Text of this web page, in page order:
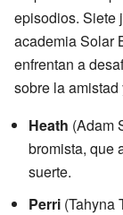
episodios. Siete
academia Solar
enfrentan a
sobre la
Heath (Adam
bromista, que
suerte.
Perri (Tahyna